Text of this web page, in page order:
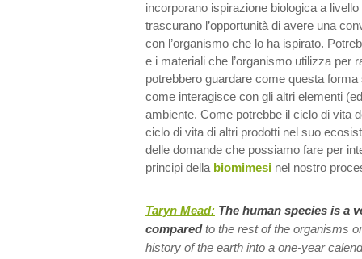
incorporano ispirazione biologica a
trascurano l’opportunità di avere una
con l’organismo che lo ha ispirato.
e i materiali che l’organismo utilizza per
potrebbero guardare come questa
come interagisce con gli altri elementi
ambiente. Come potrebbe il ciclo di vita
ciclo di vita di altri prodotti nel suo
delle domande che possiamo fare per
principi della biomimesi nel nostro
Taryn Mead: The human species is a
comparedto the rest of the organisms
history of the earth into a one-year